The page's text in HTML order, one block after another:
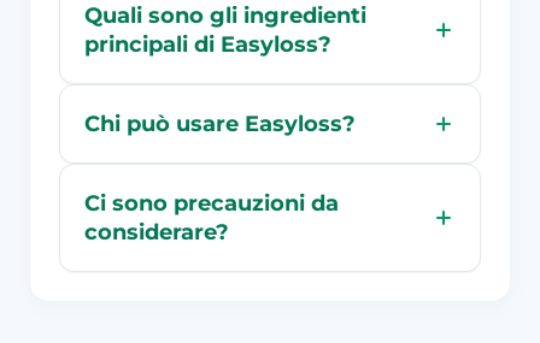
Quali sono gli ingredienti
principali di Easyloss?
Chi può usare Easyloss?
Ci sono precauzioni da
considerare?